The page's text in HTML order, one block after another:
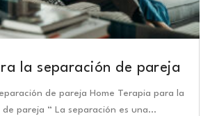
la separación de pareja
de pareja Home Terapia para la
de pareja “ La separación es una…